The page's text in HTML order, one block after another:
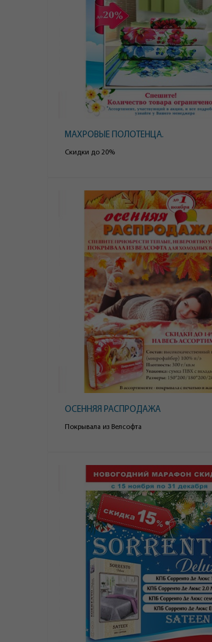
МАХРОВЫЕ ПОЛОТЕНЦА.
Скидки до 20%
ОСЕННЯЯ РАСПРОДАЖА
Покрывала из Велсофта